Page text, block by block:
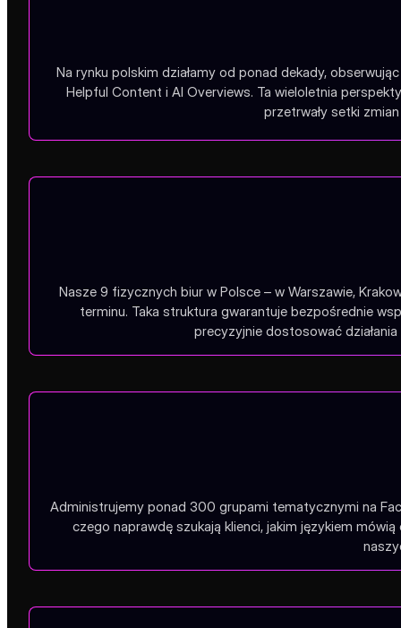
Na rynku polskim działamy od ponad dekady,
Helpful Content i AI Overviews. Ta wieloletnia
przetrwały setki
Nasze 9 fizycznych biur w Polsce – w Warszawie,
terminu. Taka struktura gwarantuje bezpośrednie
precyzyjnie dostosować
Administrujemy ponad 300 grupami tematycznymi na
czego naprawdę szukają klienci, jakim językiem